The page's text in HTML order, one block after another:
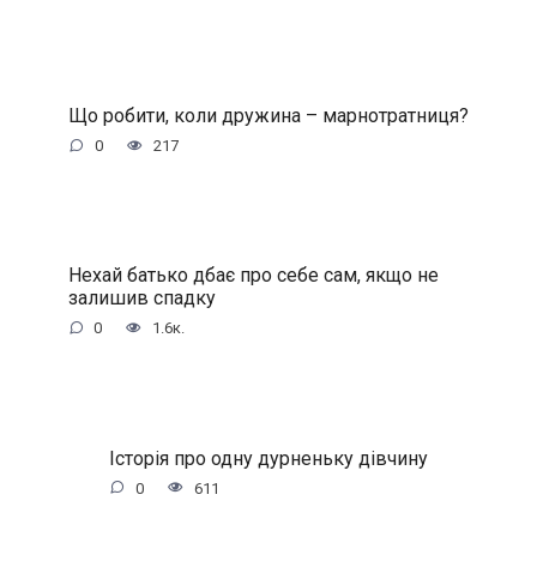
Що робити, коли дружина – марнотратниця?
0 217
Нехай батько дбає про себе сам, якщо не
залишив спадку
0 1.6к.
Історія про одну дурненьку дівчину
0 611